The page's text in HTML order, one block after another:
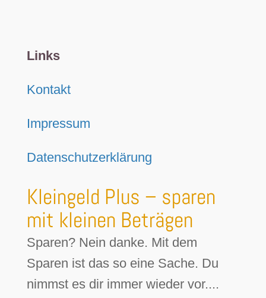
Links
Kontakt
Impressum
Datenschutzerklärung
Kleingeld Plus – sparen
mit kleinen Beträgen
Sparen? Nein danke. Mit dem
Sparen ist das so eine Sache. Du
nimmst es dir immer wieder vor....